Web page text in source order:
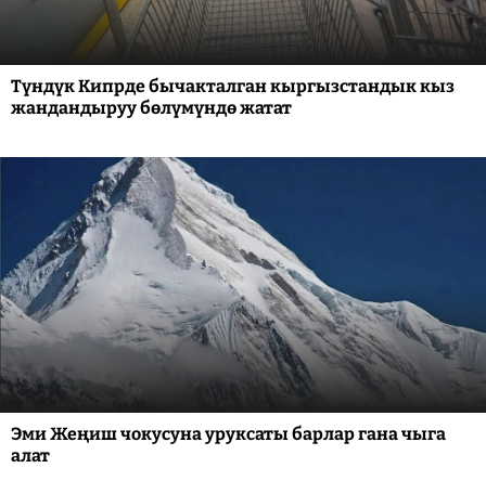
Түндүк Кипрде бычакталган кыргызстандык кыз
жандандыруу бөлүмүндө жатат
Эми Жеңиш чокусуна уруксаты барлар гана чыга
алат